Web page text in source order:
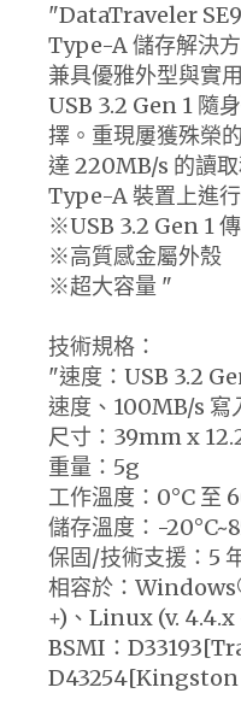
"DataTraveler
Type-A 儲存解決
兼具優雅外型與實
USB 3.2 Gen 1 隨
擇。重現屢獲殊榮
達 220MB/s 的讀
Type-A 裝置上進
※USB 3.2 Gen 1
※高質感金屬外殼
※超大容量 "
技術規格：
"速度：USB 3.2
速度、100MB/s 寫
尺寸：39mm x
重量：5g
工作溫度：0°C 至
儲存溫度：-
保固/技術支援：5
相容於：
+)、Linux (v.
BSMI：
D43254[Kingston